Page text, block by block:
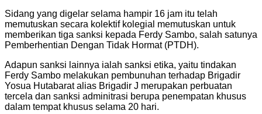
Sidang yang digelar selama hampir 16 jam itu telah
memutuskan secara kolektif kolegial memutuskan untuk
memberikan tiga sanksi kepada Ferdy Sambo, salah satunya
Pemberhentian Dengan Tidak Hormat (PTDH).
Adapun sanksi lainnya ialah sanksi etika, yaitu tindakan
Ferdy Sambo melakukan pembunuhan terhadap Brigadir
Yosua Hutabarat alias Brigadir J merupakan perbuatan
tercela dan sanksi adminitrasi berupa penempatan khusus
dalam tempat khusus selama 20 hari.